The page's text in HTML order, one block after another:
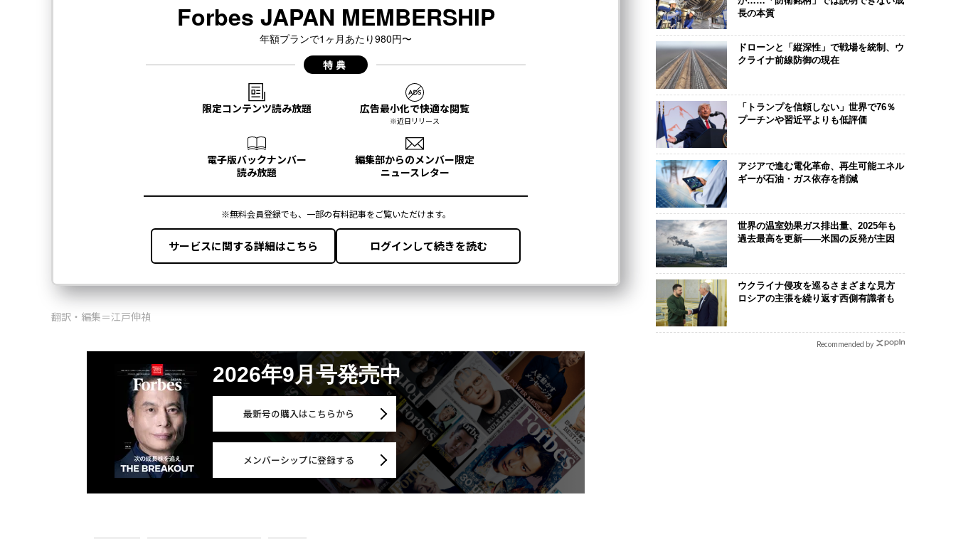
翻訳・編集＝江戸伸禎
2026年9月号発売中
最新号の購入はこちらから
メンバーシップに登録する
長の本質
ドローンと「縦深性」で戦場を統制、ウ
クライナ前線防御の現在
「トランプを信頼しない」世界で76％
プーチンや習近平よりも低評価
アジアで進む電化革命、再生可能エネル
ギーが石油・ガス依存を削減
世界の温室効果ガス排出量、2025年も
過去最高を更新——米国の反発が主因
ウクライナ侵攻を巡るさまざまな見方
ロシアの主張を繰り返す西側有識者も
Recommended by